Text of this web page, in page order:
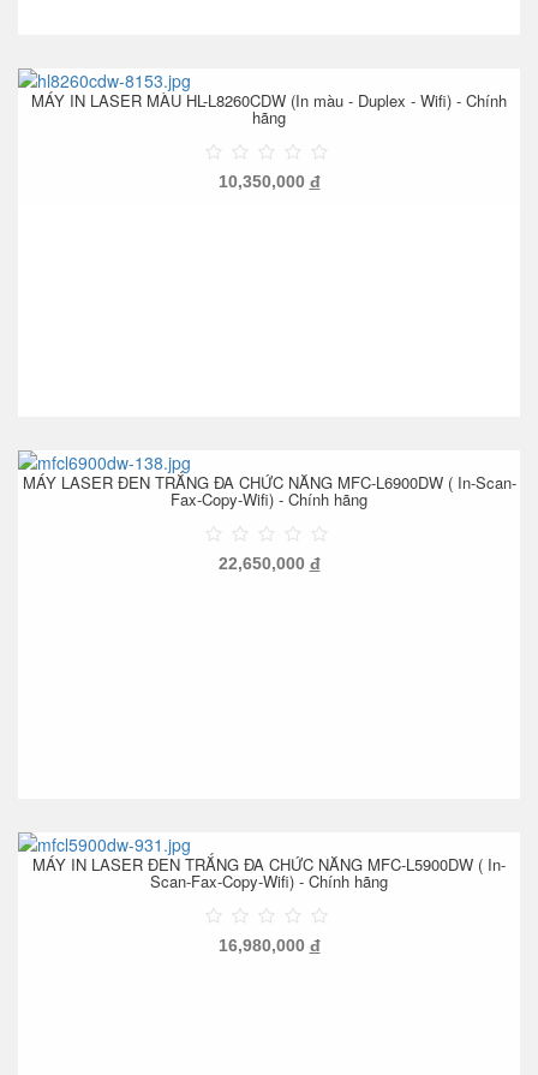
MÁY IN LASER MÀU HL-L8260CDW (In màu - Duplex - Wifi) - Chính
hãng
10,350,000 đ
MÁY LASER ĐEN TRẮNG ĐA CHỨC NĂNG MFC-L6900DW ( In-Scan-
Fax-Copy-Wifi) - Chính hãng
22,650,000 đ
MÁY IN LASER ĐEN TRẮNG ĐA CHỨC NĂNG MFC-L5900DW ( In-
Scan-Fax-Copy-Wifi) - Chính hãng
16,980,000 đ